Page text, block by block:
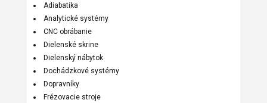
Adiabatika
Analytické systémy
CNC obrábanie
Dielenské skrine
Dielenský nábytok
Dochádzkové systémy
Dopravníky
Frézovacie stroje